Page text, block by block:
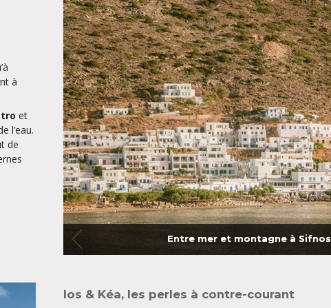
Entre mer et montagne à Sifnos
à
et
l’eau.
de
Ios & Kéa, les perles à contre-courant